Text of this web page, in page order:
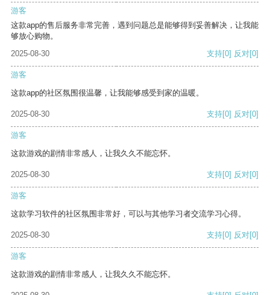
游客
这款app的售后服务非常完善，遇到问题总是能够得到妥善解决，让我能
够放心购物。
2025-08-30
支持[0] 反对[0]
游客
这款app的社区氛围很温馨，让我能够感受到家的温暖。
2025-08-30 支持[0] 反对[0]
游客
这款游戏的剧情非常感人，让我久久不能忘怀。
2025-08-30 支持[0] 反对[0]
游客
这款学习软件的社区氛围非常好，可以与其他学习者交流学习心得。
2025-08-30 支持[0] 反对[0]
游客
这款游戏的剧情非常感人，让我久久不能忘怀。